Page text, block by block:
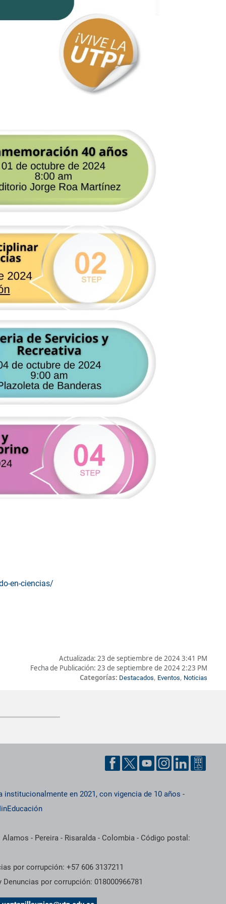
en-ciencias/
Actualizada: 23 de septiembre de 2024 3:41 PM
Fecha de Publicación: 23 de septiembre de 2024 2:23 PM
Categorías: Destacados, Eventos, Noticias
institucionalmente en 2021, con vigencia de 10 años -
- Pereira - Risaralda - Colombia - Código postal:
por corrupción: +57 606 3137211
por corrupción: 018000966781